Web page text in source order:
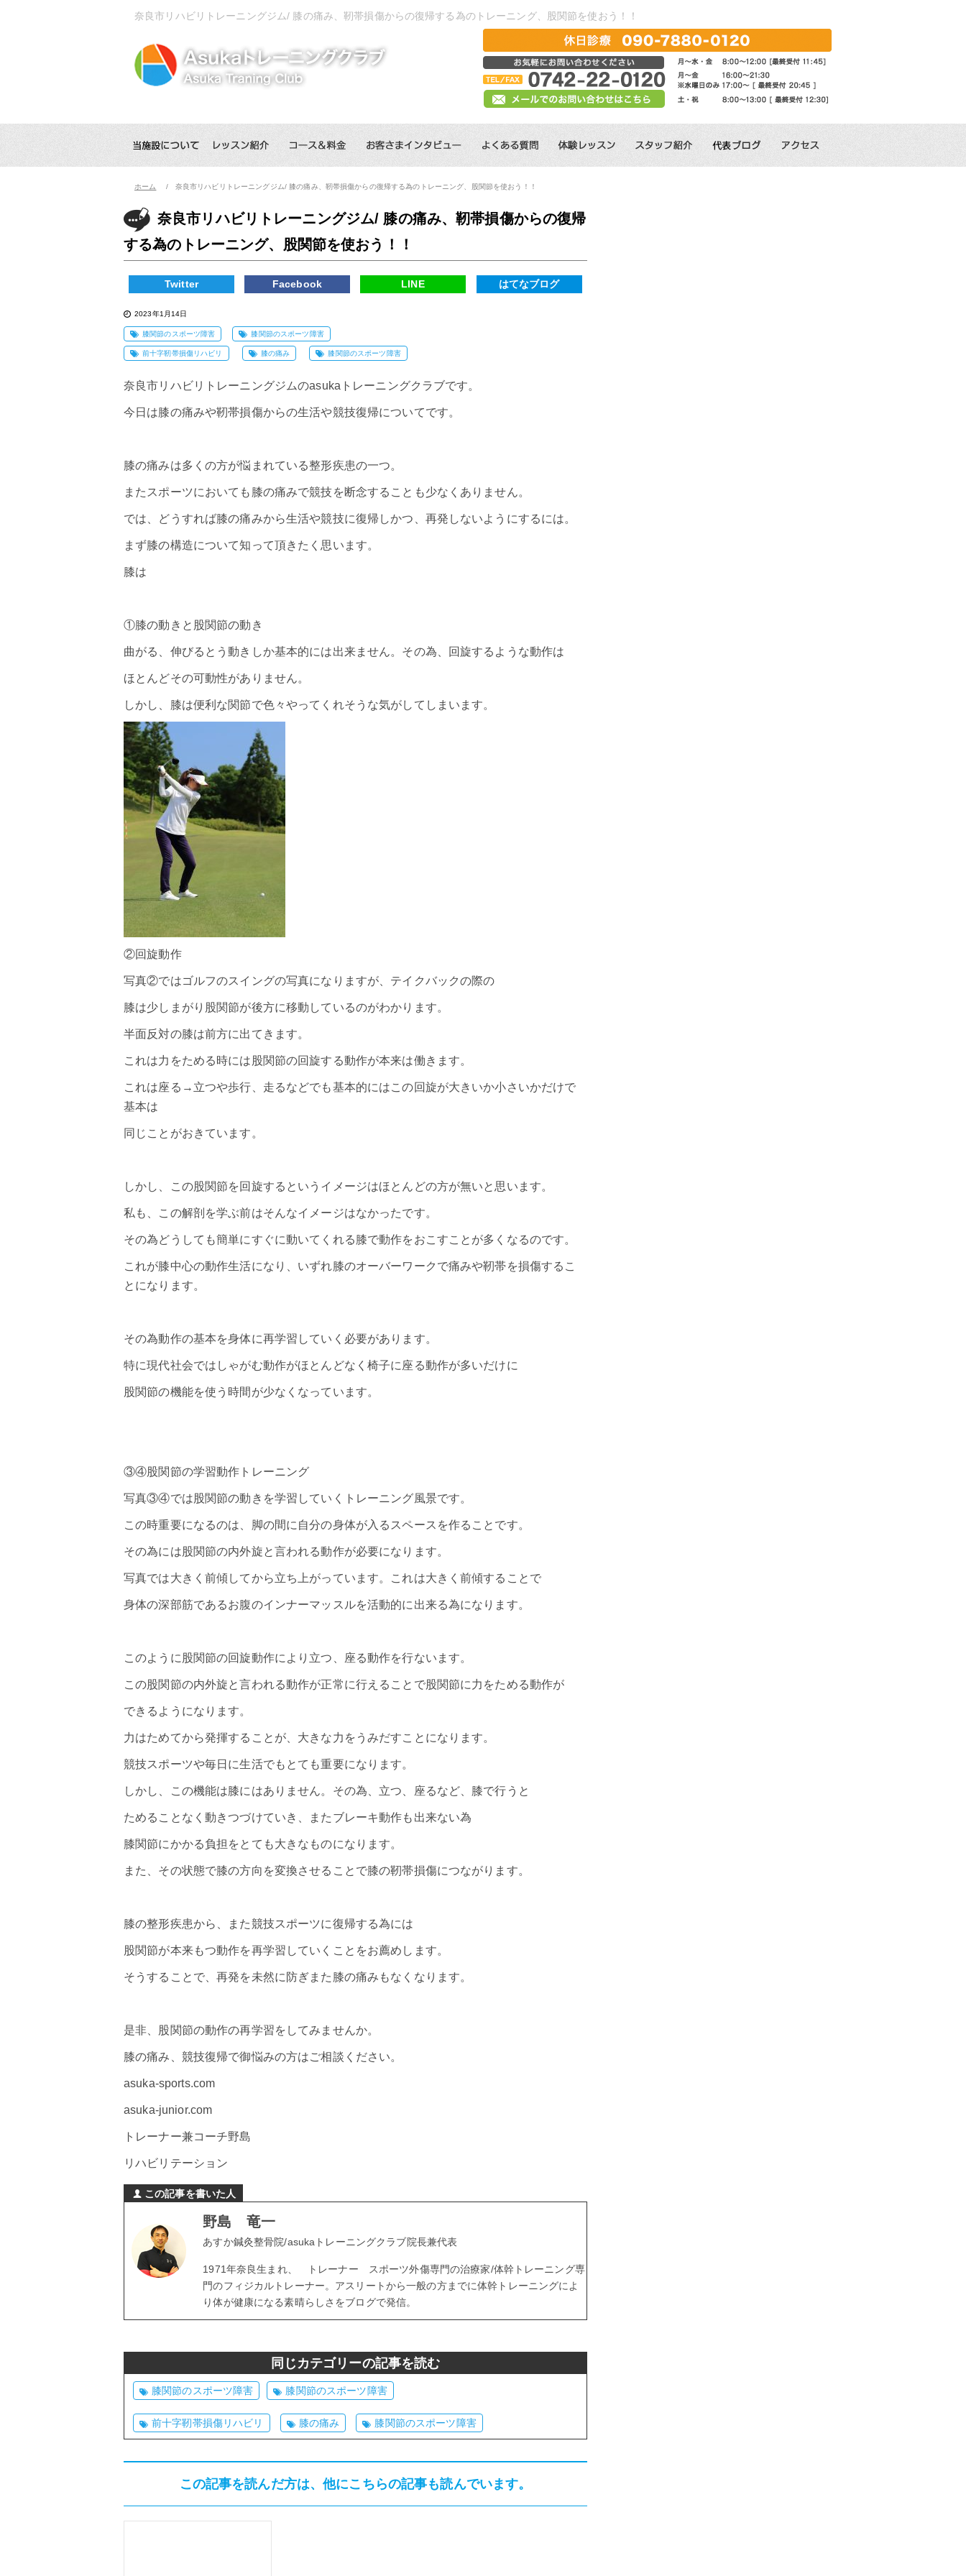
奈良市リハビリトレーニングジム/ 膝の痛み、靭帯損傷からの復帰する為のトレーニング、股関節を使おう！！
ホーム 奈良市リハビリトレーニングジム/ 膝の痛み、靭帯損傷からの復帰する為のトレーニング、股関節を使おう！！
奈良市リハビリトレーニングジム/ 膝の痛み、靭帯損傷からの復帰
する為のトレーニング、股関節を使おう！！
Twitter Facebook LINE はてなブログ
2023年1月14日
膝関節のスポーツ障害 膝関節のスポーツ障害
前十字靭帯損傷リハビリ 膝の痛み 膝関節のスポーツ障害
奈良市リハビリトレーニングジムのasukaトレーニングクラブです。
今日は膝の痛みや靭帯損傷からの生活や競技復帰についてです。
膝の痛みは多くの方が悩まれている整形疾患の一つ。
またスポーツにおいても膝の痛みで競技を断念することも少なくありません。
では、どうすれば膝の痛みから生活や競技に復帰しかつ、再発しないようにするには。
まず膝の構造について知って頂きたく思います。
膝は
①膝の動きと股関節の動き
曲がる、伸びるとう動きしか基本的には出来ません。その為、回旋するような動作は
ほとんどその可動性がありません。
しかし、膝は便利な関節で色々やってくれそうな気がしてしまいます。
②回旋動作
写真②ではゴルフのスイングの写真になりますが、テイクバックの際の
膝は少しまがり股関節が後方に移動しているのがわかります。
半面反対の膝は前方に出てきます。
これは力をためる時には股関節の回旋する動作が本来は働きます。
これは座る→立つや歩行、走るなどでも基本的にはこの回旋が大きいか小さいかだけで
基本は
同じことがおきています。
しかし、この股関節を回旋するというイメージはほとんどの方が無いと思います。
私も、この解剖を学ぶ前はそんなイメージはなかったです。
その為どうしても簡単にすぐに動いてくれる膝で動作をおこすことが多くなるのです。
これが膝中心の動作生活になり、いずれ膝のオーバーワークで痛みや靭帯を損傷するこ
とになります。
その為動作の基本を身体に再学習していく必要があります。
特に現代社会ではしゃがむ動作がほとんどなく椅子に座る動作が多いだけに
股関節の機能を使う時間が少なくなっています。
③④股関節の学習動作トレーニング
写真③④では股関節の動きを学習していくトレーニング風景です。
この時重要になるのは、脚の間に自分の身体が入るスペースを作ることです。
その為には股関節の内外旋と言われる動作が必要になります。
写真では大きく前傾してから立ち上がっています。これは大きく前傾することで
身体の深部筋であるお腹のインナーマッスルを活動的に出来る為になります。
このように股関節の回旋動作により立つ、座る動作を行ないます。
この股関節の内外旋と言われる動作が正常に行えることで股関節に力をためる動作が
できるようになります。
力はためてから発揮することが、大きな力をうみだすことになります。
競技スポーツや毎日に生活でもとても重要になります。
しかし、この機能は膝にはありません。その為、立つ、座るなど、膝で行うと
ためることなく動きつづけていき、またブレーキ動作も出来ない為
膝関節にかかる負担をとても大きなものになります。
また、その状態で膝の方向を変換させることで膝の靭帯損傷につながります。
膝の整形疾患から、また競技スポーツに復帰する為には
股関節が本来もつ動作を再学習していくことをお薦めします。
そうすることで、再発を未然に防ぎまた膝の痛みもなくなります。
是非、股関節の動作の再学習をしてみませんか。
膝の痛み、競技復帰で御悩みの方はご相談ください。
asuka-sports.com
asuka-junior.com
トレーナー兼コーチ野島
リハビリテーション
この記事を書いた人
野島 竜一
あすか鍼灸整骨院/asukaトレーニングクラブ院長兼代表
1971年奈良生まれ、 トレーナー スポーツ外傷専門の治療家/体幹トレーニング専
門のフィジカルトレーナー。アスリートから一般の方までに体幹トレーニングによ
り体が健康になる素晴らしさをブログで発信。
同じカテゴリーの記事を読む
膝関節のスポーツ障害 膝関節のスポーツ障害
前十字靭帯損傷リハビリ 膝の痛み 膝関節のスポーツ障害
この記事を読んだ方は、他にこちらの記事も読んでいます。